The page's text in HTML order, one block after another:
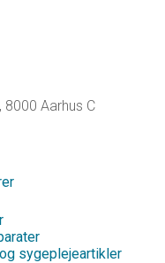
Aarhus C
sygeplejeartikler